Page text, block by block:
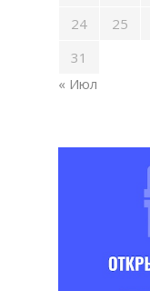
24
25
31
« Июл